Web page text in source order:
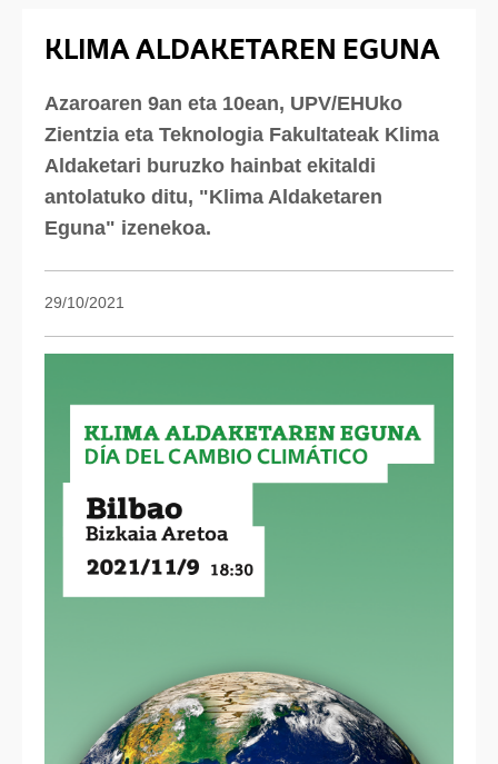
KLIMA ALDAKETAREN EGUNA
Azaroaren 9an eta 10ean, UPV/EHUko
Zientzia eta Teknologia Fakultateak Klima
Aldaketari buruzko hainbat ekitaldi
antolatuko ditu, "Klima Aldaketaren
Eguna" izenekoa.
29/10/2021